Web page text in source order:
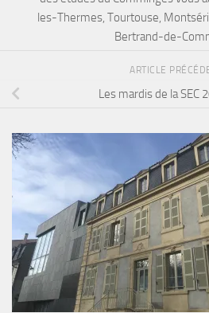
les-Thermes, Tourtouse,
Bertrand-de-
ARTICLE
Les mardis de la SEC